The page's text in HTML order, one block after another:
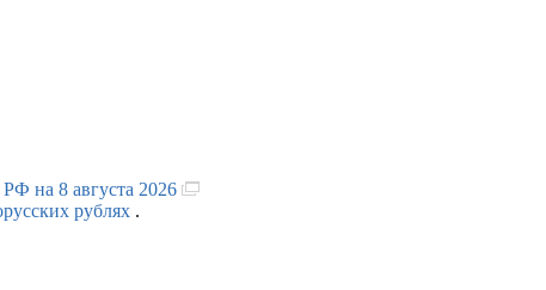
на 8 августа 2026
рублях .